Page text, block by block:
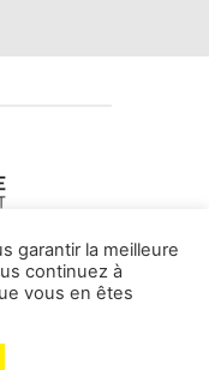
CONTACT
Média
garantir la meilleure
continuez à
vous en êtes